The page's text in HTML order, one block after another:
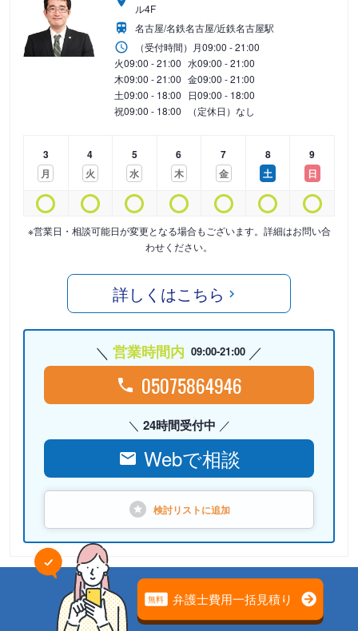
ル4F
名古屋/名鉄名古屋/近鉄名古屋駅
（受付時間） 月09:00 - 21:00
火09:00 - 21:00 水09:00 - 21:00
木09:00 - 21:00 金09:00 - 21:00
土09:00 - 18:00 日09:00 - 18:00
祝09:00 - 18:00 （定休日）なし
3
月
4
火
5
水
6
木
7
金
8
土
9
日
※営業日・相談可能日が変更となる場合もございます。詳細はお問い合
わせください。
詳しくはこちら
営業時間内 09:00-21:00
05075864946
24時間受付中
Webで相談
検討リストに追加
弁護士法人心（本部） PR